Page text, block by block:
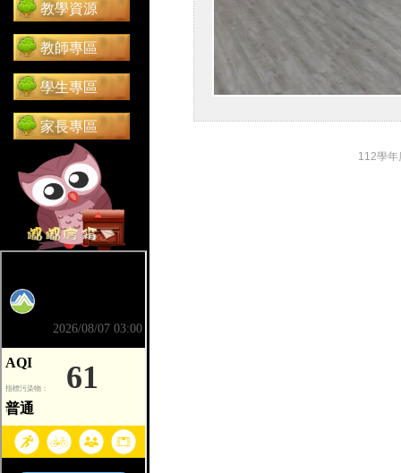
教學資源
教師專區
學生專區
家長專區
112學年